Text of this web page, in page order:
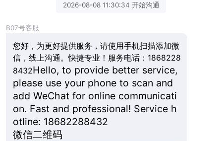
2026-08-08 11:30:34 开始沟通
B07号客服
您好，为更好提供服务，请使用手机扫描添加微
信，线上沟通。快捷专业！服务电话：1868228
8432Hello, to provide better service,
please use your phone to scan and
add WeChat for online communicati
on. Fast and professional! Service h
otline: 18682288432
微信二维码